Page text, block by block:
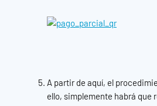
A partir de aquí, el
ello, simplemente habrá que